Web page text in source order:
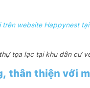
website Happynest
tọa lạc tại khu dân cư
thân thiện với